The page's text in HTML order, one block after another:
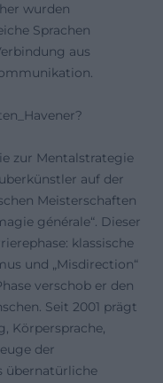
wurden
Sprachen
aus
zur Mentalstrategie
auf der
Meisterschaften
générale“. Dieser
klassische
und „Misdirection“
verschob er den
Seit 2001 prägt
Körpersprache,
der
übernatürliche